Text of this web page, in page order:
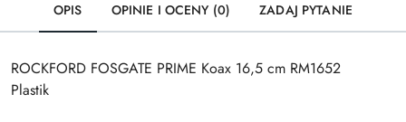
OPIS OPINIE I OCENY (0) ZADAJ PYTANIE
ROCKFORD FOSGATE PRIME Koax 16,5 cm RM1652
Plastik